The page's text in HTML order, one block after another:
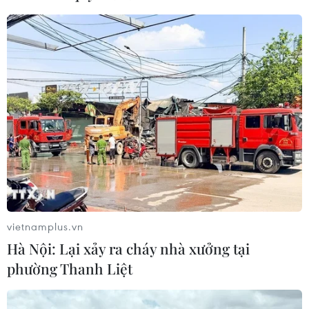
Bão Dolphin càn quét các đảo miền
Nam Nhật Bản, sân bay Okinawa
phải đóng cửa
07/08/2026 09:10
Từ ngày 9/8, cảnh báo nắng nóng
diện rộng ở khu vực Bắc Bộ và Trung
Bộ
07/08/2026 08:58
vietnamplus.vn
Hà Nội: Lại xảy ra cháy nhà xưởng tại
phường Thanh Liệt